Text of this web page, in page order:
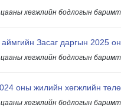
хөгжлийн бодлогын
аймгийн Засаг даргын 2025
хөгжлийн бодлогын
оны жилийн хөгжлийн
хөгжлийн бодлогын